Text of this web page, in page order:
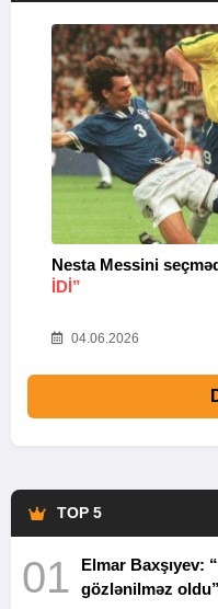
Nesta Messini
IDI”
04.06.2026
TOP 5
01
Elmar Baxşıyev:
gözlənilməz oldu”